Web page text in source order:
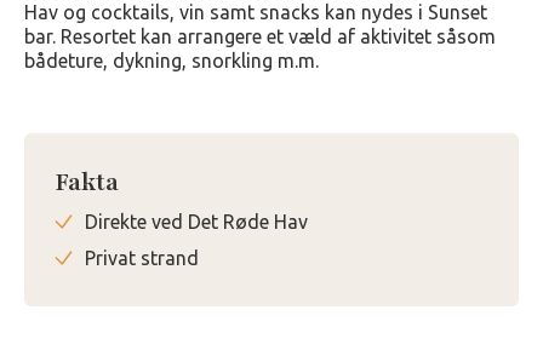
Hav og cocktails, vin samt snacks kan nydes i Sunset
bar. Resortet kan arrangere et væld af aktivitet såsom
bådeture, dykning, snorkling m.m.
Fakta
Direkte ved Det Røde Hav
Privat strand